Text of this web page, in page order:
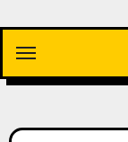
содержимому